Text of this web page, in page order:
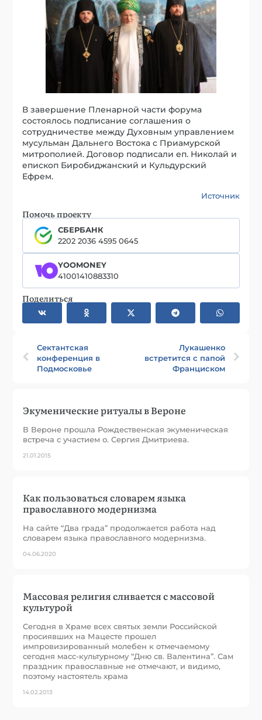
В завершение Пленарной части форума
состоялось подписание соглашения о
сотрудничестве между Духовным управлением
мусульман Дальнего Востока с Приамурской
митрополией. Договор подписали еп. Николай и
епископ Биробиджанский и Кульдурский
Ефрем.
Источник
Помочь проекту
СБЕРБАНК
2202 2036 4595 0645
YOOMONEY
41001410883310
Поделиться
Сектантская
конференция в
Подмосковье
Лукашенко
встретится с папой
Франциском
Экуменические ритуалы в Вероне
В Вероне прошла Рождественская экуменическая
встреча с участием о. Сергия Дмитриева.
21.01.2015
Как пользоваться словарем языка
православного модернизма
На сайте “Два града” продолжается работа над
словарем языка православного модернизма.
04.06.2020
Массовая религия сливается с массовой
культурой
Сегодня в Храме всех святых земли Российской
просиявших на Мацесте прошел
импровизированный молебен к отмечаемому
сегодня масс-культурному “Дню св. Валентина”. Сам
праздник православные не отмечают, и видимо,
поэтому настоятель храма
14.02.2013